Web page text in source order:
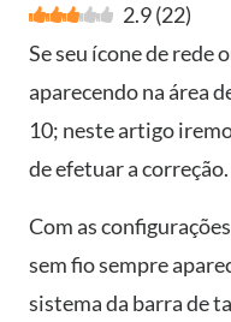
2.9(22)
Se seu ícone de rede
aparecendo na área
10; neste artigo
de efetuar a
Com as
sem fio sempre
sistema da barra de